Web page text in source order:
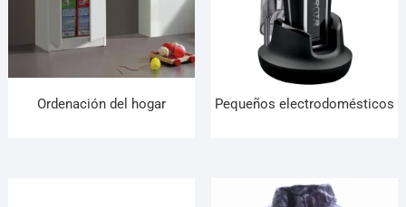
Ordenación del hogar Pequeños electrodomésticos